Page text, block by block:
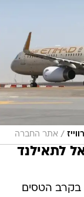
/ אתר החברה
מישראל לתאילנד
בקרב הטסים